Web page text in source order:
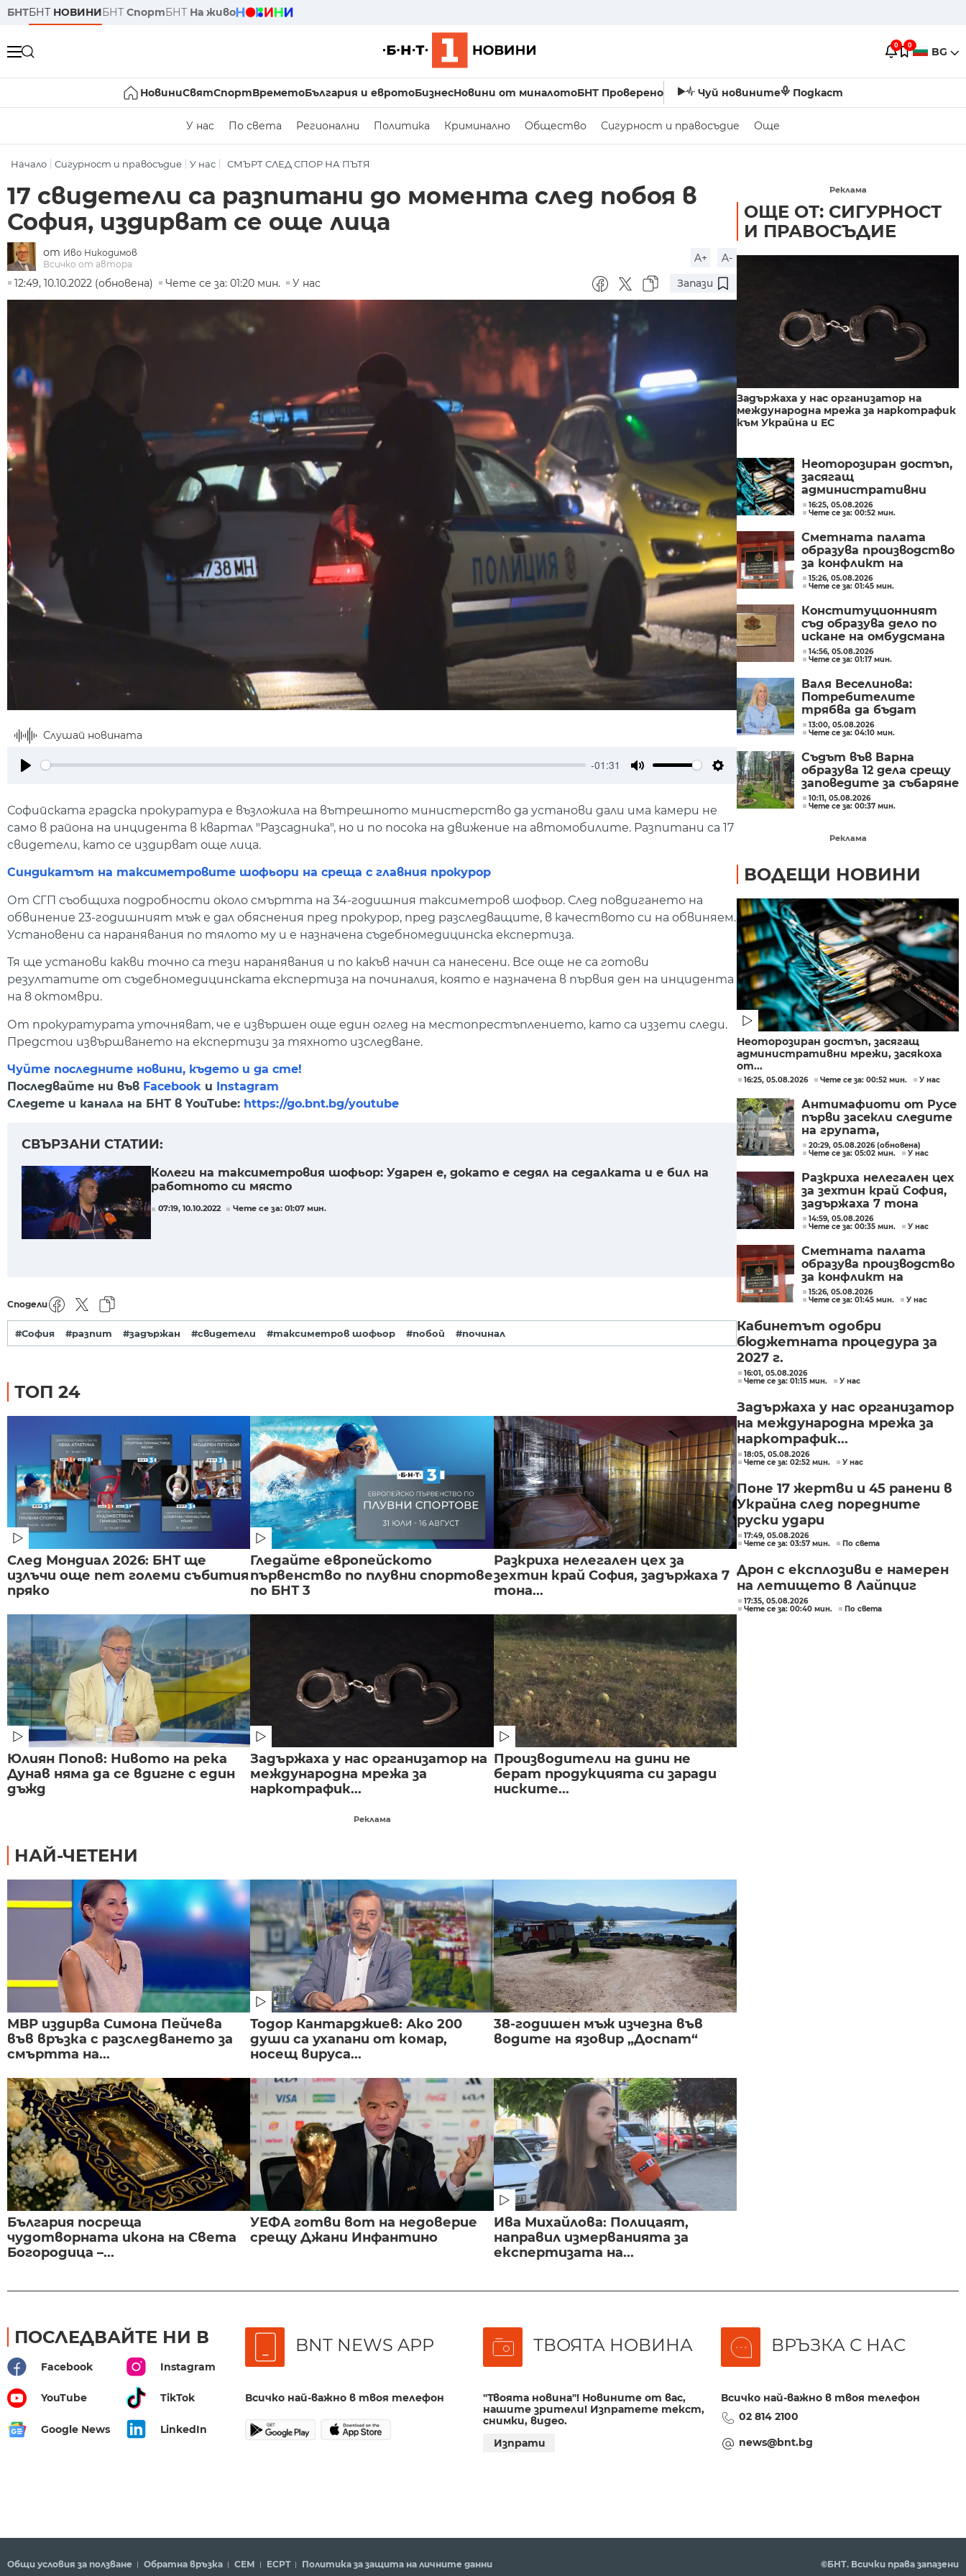
БНТБНТ НОВИНИБНТ СпортБНТ На живо
0 0 BG
НовиниСвятСпортВреметоБългария и евротоБизнесНовини от миналотоБНТ Проверено Чуй новините Подкаст
У нас По света Регионални Политика Криминално Общество Сигурност и правосъдие Още
Начало Сигурност и правосъдие У нас СМЪРТ СЛЕД СПОР НА ПЪТЯ
17 свидетели са разпитани до момента след побоя в
София, издирват се още лица
от Иво Никодимов
Всичко от автора
A+
A-
12:49, 10.10.2022 (обновена)
Чете се за: 01:20 мин. У нас Запази
Слушай новината
-01:31
Settings
Софийската градска прокуратура е възложила на вътрешното министерство да установи дали има камери не
само в района на инцидента в квартал "Разсадника", но и по посока на движение на автомобилите. Разпитани са 17
свидетели, като се издирват още лица.
Синдикатът на таксиметровите шофьори на среща с главния прокурор
От СГП съобщиха подробности около смъртта на 34-годишния таксиметров шофьор. След повдигането на
обвинение 23-годишният мъж е дал обяснения пред прокурор, пред разследващите, в качеството си на обвиняем.
Установени са наранявания по тялото му и е назначена съдебномедицинска експертиза.
Тя ще установи какви точно са тези наранявания и по какъв начин са нанесени. Все още не са готови
резултатите от съдебномедицинската експертиза на починалия, която е назначена в първия ден на инцидента
на 8 октомври.
От прокуратурата уточняват, че е извършен още един оглед на местопрестъплението, като са иззети следи.
Предстои извършването на експертизи за тяхното изследване.
Чуйте последните новини, където и да сте!
Последвайте ни във Facebook и Instagram
Следете и канала на БНТ в YouTube: https://go.bnt.bg/youtube
СВЪРЗАНИ СТАТИИ:
Колеги на таксиметровия шофьор: Ударен е, докато е седял на седалката и е бил на
работното си място
07:19, 10.10.2022 Чете се за: 01:07 мин.
Сподели
#София #разпит #задържан #свидетели #таксиметров шофьор #побой #починал
ТОП 24
След Мондиал 2026: БНТ ще
излъчи още пет големи събития
пряко
Гледайте европейското
първенство по плувни спортове
по БНТ 3
Разкриха нелегален цех за
зехтин край София, задържаха 7
тона...
Юлиян Попов: Нивото на река
Дунав няма да се вдигне с един
дъжд
Задържаха у нас организатор на
международна мрежа за
наркотрафик...
Производители на дини не
берат продукцията си заради
ниските...
Реклама
НАЙ-ЧЕТЕНИ
МВР издирва Симона Пейчева
във връзка с разследването за
смъртта на...
Тодор Кантарджиев: Ако 200
души са ухапани от комар,
носещ вируса...
38-годишен мъж изчезна във
водите на язовир „Доспат“
България посреща
чудотворната икона на Света
Богородица –...
УЕФА готви вот на недоверие
срещу Джани Инфантино
Ива Михайлова: Полицаят,
направил измерванията за
експертизата на...
Реклама
ОЩЕ ОТ: СИГУРНОСТ
И ПРАВОСЪДИЕ
Задържаха у нас организатор на
международна мрежа за наркотрафик
към Украйна и ЕС
Неоторозиран достъп,
засягащ
административни
мрежи, засякоха от
Министерството на
16:25, 05.08.2026
Чете се за: 00:52 мин.
Сметната палата
образува производство
за конфликт на
интереси при Делян
Пеевски
15:26, 05.08.2026
Чете се за: 01:45 мин.
Конституционният
съд образува дело по
искане на омбудсмана
срещу текстове в
бюджет 2026 г.
14:56, 05.08.2026
Чете се за: 01:17 мин.
Валя Веселинова:
Потребителите
трябва да бъдат
разумни, да не се
подлъгват по ниската
13:00, 05.08.2026
Чете се за: 04:10 мин.
Съдът във Варна
образува 12 дела срещу
заповедите за събаряне
на сгради в "Баба
Алино"
10:11, 05.08.2026
Чете се за: 00:37 мин.
Реклама
ВОДЕЩИ НОВИНИ
Неоторозиран достъп, засягащ
административни мрежи, засякоха
от...
16:25, 05.08.2026 Чете се за: 00:52 мин. У нас
Антимафиоти от Русе
първи засекли следите
на групата,
произвеждала
фентанил в София
20:29, 05.08.2026 (обновена)
Чете се за: 05:02 мин.
У нас
Разкриха нелегален цех
за зехтин край София,
задържаха 7 тона
продукт без марка
14:59, 05.08.2026
Чете се за: 00:35 мин.
У нас
Сметната палата
образува производство
за конфликт на
интереси при Делян
Пеевски
15:26, 05.08.2026
Чете се за: 01:45 мин.
У нас
Кабинетът одобри
бюджетната процедура за
2027 г.
16:01, 05.08.2026
Чете се за: 01:15 мин.
У нас
Задържаха у нас организатор
на международна мрежа за
наркотрафик...
18:05, 05.08.2026
Чете се за: 02:52 мин.
У нас
Поне 17 жертви и 45 ранени в
Украйна след поредните
руски удари
17:49, 05.08.2026
Чете се за: 03:57 мин.
По света
Дрон с експлозиви е намерен
на летището в Лайпциг
17:35, 05.08.2026
Чете се за: 00:40 мин.
По света
ПОСЛЕДВАЙТЕ НИ В
Facebook Instagram
YouTube TikTok
Google News LinkedIn
BNT NEWS APP
Всичко най-важно в твоя телефон
ТВОЯТА НОВИНА
"Твоята новина"! Новините от вас,
нашите зрители! Изпратете текст,
снимки, видео.
Изпрати
ВРЪЗКА С НАС
Всичко най-важно в твоя телефон
02 814 2100
news@bnt.bg
Общи условия за ползване Обратна връзка СЕМ ECPT Политика за защита на личните данни ©БНТ. Всички права запазени